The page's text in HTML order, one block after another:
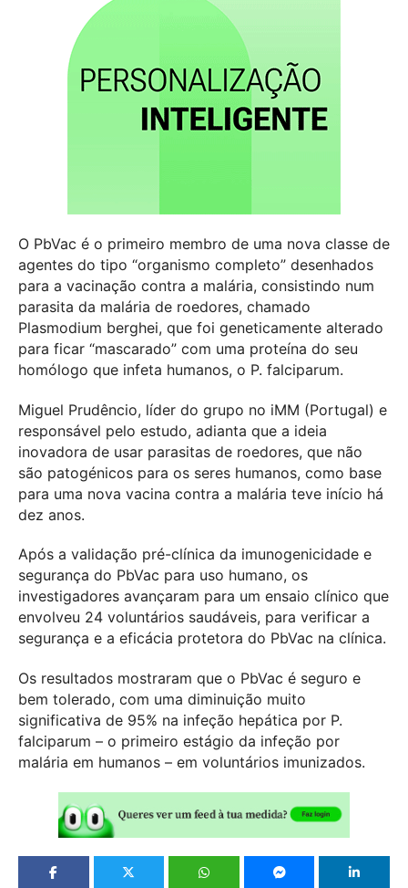
O PbVac é o primeiro membro de uma nova classe de
agentes do tipo “organismo completo” desenhados
para a vacinação contra a malária, consistindo num
parasita da malária de roedores, chamado
Plasmodium berghei, que foi geneticamente alterado
para ficar “mascarado” com uma proteína do seu
homólogo que infeta humanos, o P. falciparum.
Miguel Prudêncio, líder do grupo no iMM (Portugal) e
responsável pelo estudo, adianta que a ideia
inovadora de usar parasitas de roedores, que não
são patogénicos para os seres humanos, como base
para uma nova vacina contra a malária teve início há
dez anos.
Após a validação pré-clínica da imunogenicidade e
segurança do PbVac para uso humano, os
investigadores avançaram para um ensaio clínico que
envolveu 24 voluntários saudáveis, para verificar a
segurança e a eficácia protetora do PbVac na clínica.
Os resultados mostraram que o PbVac é seguro e
bem tolerado, com uma diminuição muito
significativa de 95% na infeção hepática por P.
falciparum – o primeiro estágio da infeção por
malária em humanos – em voluntários imunizados.